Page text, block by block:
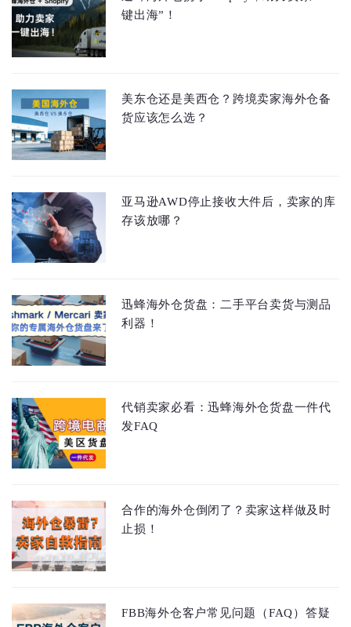
键出海”！
美东仓还是美西仓？跨境卖家海外仓备
货应该怎么选？
亚马逊AWD停止接收大件后，卖家的库
存该放哪？
迅蜂海外仓货盘：二手平台卖货与测品
利器！
代销卖家必看：迅蜂海外仓货盘一件代
发FAQ
合作的海外仓倒闭了？卖家这样做及时
止损！
FBB海外仓客户常见问题（FAQ）答疑